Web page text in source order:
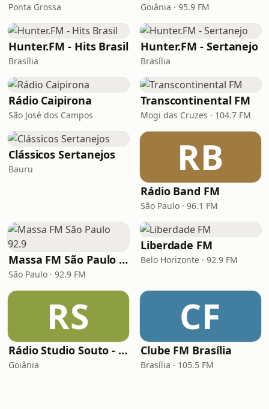
Ponta Grossa Goiânia · 95.9 FM
Hunter.FM - Hits Brasil
Brasília
Hunter.FM - Sertanejo
Brasília
Rádio Caipirona
São José dos Campos
Transcontinental FM
Mogi das Cruzes · 104.7 FM
Clássicos Sertanejos
Bauru RB
Rádio Band FM
São Paulo · 96.1 FM
Massa FM São Paulo 92.9
São Paulo · 92.9 FM
Liberdade FM
Belo Horizonte · 92.9 FM
RS
Rádio Studio Souto - Sertaneja
Goiânia
CF
Clube FM Brasília
Brasília · 105.5 FM